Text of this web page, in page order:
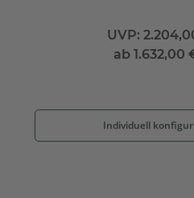
UVP:
ab 1.632,00
Individuell